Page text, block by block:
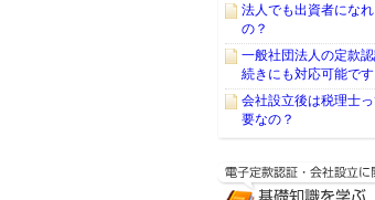
法人でも出資者にな
の？
一般社団法人の定款
続きにも対応可能です
会社設立後は税理士
要なの？